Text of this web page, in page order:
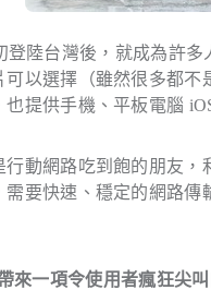
登陸台灣後，就成為許
可以選擇（雖然很多都
也提供手機、平板電腦
行動網路吃到飽的朋友
需要快速、穩定的網路
來一項令使用者瘋狂尖